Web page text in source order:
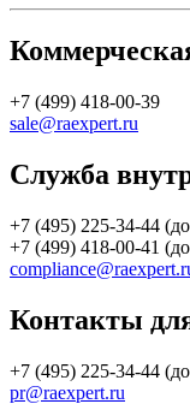
+7 (499) 418-00-39
sale@raexpert.ru
Служба
+7 (495) 225-34-44
+7 (499) 418-00-41
Контакты
+7 (495) 225-34-44
pr@raexpert.ru